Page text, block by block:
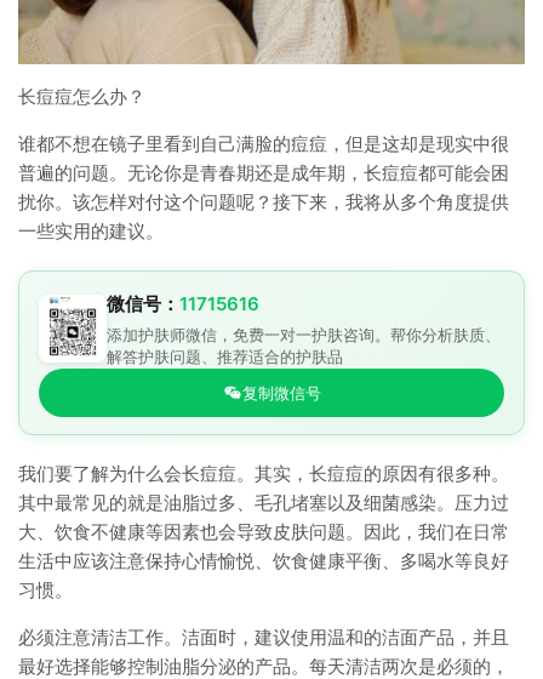
长痘痘怎么办？
谁都不想在镜子里看到自己满脸的痘痘，但是这却是现实中很
普遍的问题。无论你是青春期还是成年期，长痘痘都可能会困
扰你。该怎样对付这个问题呢？接下来，我将从多个角度提供
一些实用的建议。
微信号： 11715616
添加护肤师微信，免费一对一护肤咨询。帮你分析肤质、
解答护肤问题、推荐适合的护肤品
复制微信号
我们要了解为什么会长痘痘。其实，长痘痘的原因有很多种。
其中最常见的就是油脂过多、毛孔堵塞以及细菌感染。压力过
大、饮食不健康等因素也会导致皮肤问题。因此，我们在日常
生活中应该注意保持心情愉悦、饮食健康平衡、多喝水等良好
习惯。
必须注意清洁工作。洁面时，建议使用温和的洁面产品，并且
最好选择能够控制油脂分泌的产品。每天清洁两次是必须的，